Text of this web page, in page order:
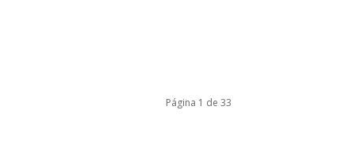
Página 1 de 33